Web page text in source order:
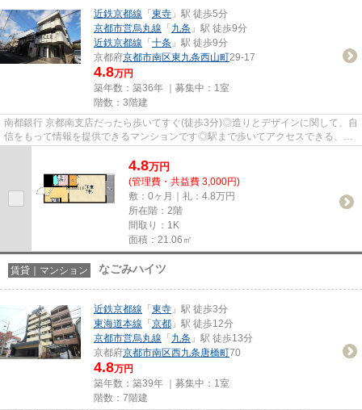
近鉄京都線 「 東寺 」駅 徒歩5分
京都市営烏丸線 「 九条 」駅 徒歩9分
近鉄京都線 「 十条 」駅 徒歩9分
京都府京都市南区東九条西山町29-17
4.8万円
築年数：築36年 ｜募集中： 1室
階数：3階建
南都銀行 京都南支店だったら歩いてすぐ(徒歩3分)◎造りとデザインに関して、自
信をもって情報を提供できるマンションです◎駅まで歩いてアクセスできる、徒
4.8万円
(管理費・共益費 3,000円)
敷：0ヶ月｜礼：4.8万円
所在階：2階
間取り：1K
面積：21.06㎡
賃貸｜マンション なごみハイツ
近鉄京都線 「 東寺 」駅 徒歩3分
東海道本線 「 京都 」駅 徒歩12分
京都市営烏丸線 「 九条 」駅 徒歩13分
京都府京都市南区西九条唐橋町70
4.8万円
築年数：築39年 ｜募集中： 1室
階数：7階建